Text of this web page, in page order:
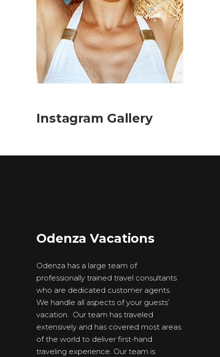
Instagram Gallery
Odenza Vacations
Odenza has a large team of
professionally trained travel consultants
who are dedicated customer agents.
We handle all aspects of your guests’
vacation. Our team has traveled
extensively and has covered most areas
of the world to deliver first-hand
traveling experience. Our team is